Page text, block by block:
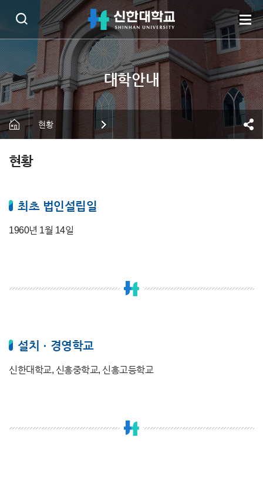
현황
현황
최초 법인설립일
1960년 1월 14일
설치ㆍ경영학교
신한대학교, 신흥중학교, 신흥고등학교